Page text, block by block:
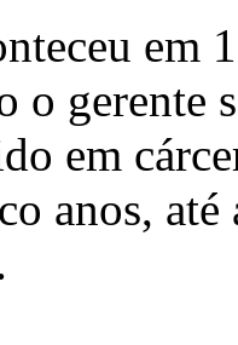
em
o gerente
em
anos, até